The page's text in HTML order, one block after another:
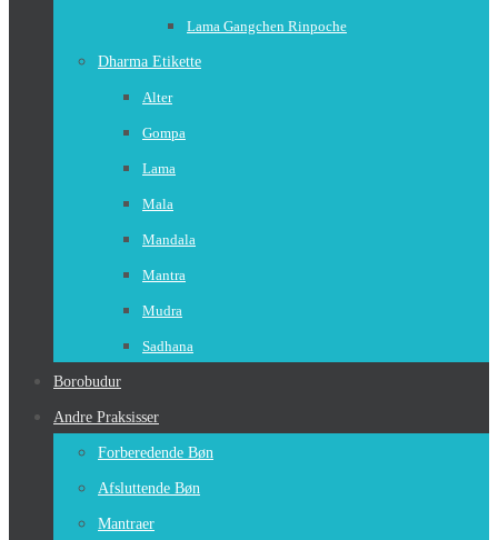
Lama Gangchen Rinpoche
Dharma Etikette
Alter
Gompa
Lama
Mala
Mandala
Mantra
Mudra
Sadhana
Borobudur
Andre Praksisser
Forberedende Bøn
Afsluttende Bøn
Mantraer